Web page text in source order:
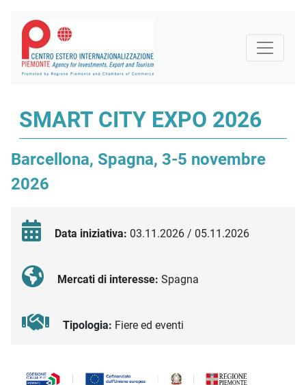
SMART CITY EXPO 2026
Barcellona, Spagna, 3-5 novembre
2026
Data iniziativa: 03.11.2026 / 05.11.2026
Mercati di interesse: Spagna
Tipologia: Fiere ed eventi